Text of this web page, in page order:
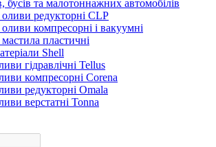
бусів та малотоннажних автомобілів
редукторні CLP
компресорні і вакуумні
пластичні
Shell
гідравлічні Tellus
компресорні Corena
редукторні Omala
верстатні Tonna